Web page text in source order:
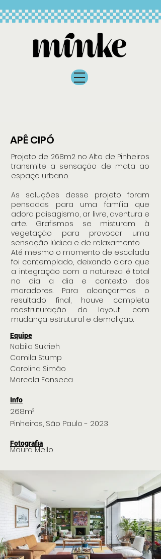
APÊ CIPÓ
Projeto de 268m2 no Alto de Pinheiros
transmite a sensação de mata ao
espaço urbano.
As soluções desse projeto foram
pensadas para uma família que
adora paisagismo, ar livre, aventura e
arte. Grafismos se misturam à
vegetação para provocar uma
sensação lúdica e de relaxamento.
Até mesmo o momento de escalada
foi contemplado, deixando claro que
a integração com a natureza é total
no dia a dia e contexto dos
moradores. Para alcançarmos o
resultado final, houve completa
reestruturação do layout, com
mudança estrutural e demolição.
Equipe
Nabila Sukrieh
Camila Stump
Carolina Simão
Marcela Fonseca
Info
268m²
Pinheiros, São Paulo - 2023
Fotografia
Maura Mello